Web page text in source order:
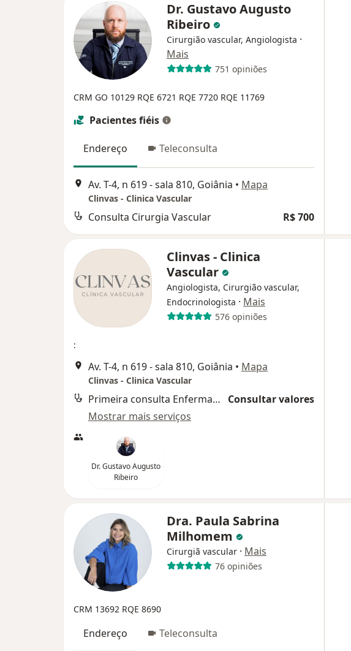
Dr. Gustavo Augusto
Ribeiro
Cirurgião vascular, Angiologista ·
Mais
751 opiniões
CRM GO 10129 RQE 6721 RQE 7720 RQE 11769
Pacientes fiéis
Endereço Teleconsulta
Av. T-4, n 619 - sala 810, Goiânia • Mapa
Clinvas - Clinica Vascular
Consulta Cirurgia Vascular R$ 700
Clinvas - Clinica
Vascular
Angiologista, Cirurgião vascular,
Endocrinologista · Mais
576 opiniões
:
Av. T-4, n 619 - sala 810, Goiânia • Mapa
Clinvas - Clinica Vascular
Primeira consulta Enfermagem
Consultar valores
Mostrar mais serviços
Dr. Gustavo Augusto
Ribeiro
Dra. Paula Sabrina
Milhomem
Cirurgiã vascular · Mais
76 opiniões
CRM 13692 RQE 8690
Endereço Teleconsulta